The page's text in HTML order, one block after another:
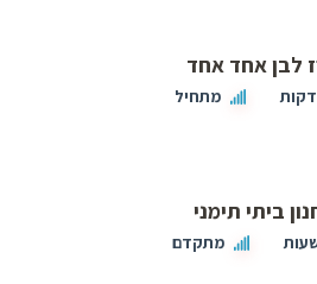
לבן אחד אחד
מתחיל
ביתי תימני
מתקדם